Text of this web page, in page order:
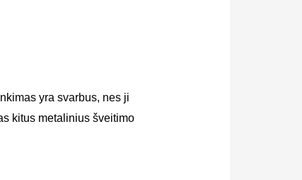
yra svarbus, nes ji
kitus metalinius šveitimo